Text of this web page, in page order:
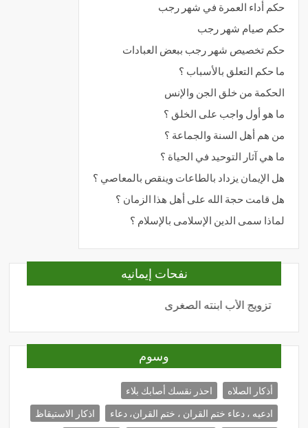
حكم أداء العمرة في شهر رجب
حكم صيام شهر رجب
حكم تخصيص شهر رجب ببعض العبادات
ما حكم التعلق بالأسباب ؟
الحكمة من خلق الجن والإنس
ما هو أول واجب على الخلق ؟
من هم أهل السنة والجماعة ؟
ما هي آثار التوحيد في الحياة ؟
هل الإيمان يزداد بالطاعات وينقص بالمعاصي ؟
هل قامت حجة الله على أهل هذا الزمان ؟
لماذا سمى الدين الإسلامى بالإسلام ؟
نفحات إيمانيه
تزويج الأب ابنته الصغرى
وسوم
أذكار الصلاه
احذر نقسك أصابك بلاء
ادعيه ، دعاء ختم القران ، ختم القران، دعاء
اذكار الاستيقاظ